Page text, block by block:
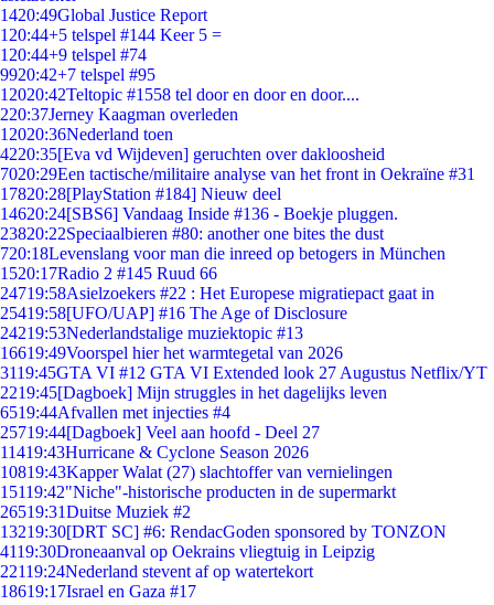
1420:49Global Justice Report
1 20:44+5 telspel #144 Keer 5 =
1 20:44+9 telspel #74
9920:42+7 telspel #95
12020:42Teltopic #1558 tel door en door en door....
220:37Jerney Kaagman overleden
12020:36Nederland toen
4220:35[Eva vd Wijdeven] geruchten over dakloosheid
7020:29Een tactische/militaire analyse van het front in Oekraïne #31
17820:28[PlayStation #184] Nieuw deel
14620:24[SBS6] Vandaag Inside #136 - Boekje pluggen.
23820:22Speciaalbieren #80: another one bites the dust
720:18Levenslang voor man die inreed op betogers in München
1520:17Radio 2 #145 Ruud 66
24719:58Asielzoekers #22 : Het Europese migratiepact gaat in
25419:58[UFO/UAP] #16 The Age of Disclosure
24219:53Nederlandstalige muziektopic #13
16619:49Voorspel hier het warmtegetal van 2026
3119:45GTA VI #12 GTA VI Extended look 27 Augustus Netflix/YT
2219:45[Dagboek] Mijn struggles in het dagelijks leven
6519:44Afvallen met injecties #4
25719:44[Dagboek] Veel aan hoofd - Deel 27
11419:43Hurricane & Cyclone Season 2026
10819:43Kapper Walat (27) slachtoffer van vernielingen
15119:42"Niche"-historische producten in de supermarkt
26519:31Duitse Muziek #2
13219:30[DRT SC] #6: RendacGoden sponsored by TONZON
4119:30Droneaanval op Oekrains vliegtuig in Leipzig
22119:24Nederland stevent af op watertekort
18619:17Israel en Gaza #17